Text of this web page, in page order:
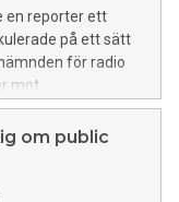
en reporter ett
på ett sätt
för radio
mot
genomslagskraft.
om public